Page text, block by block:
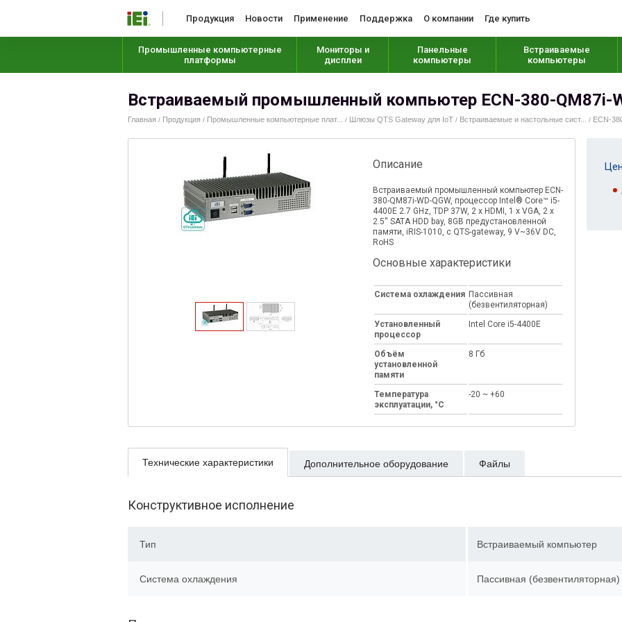
Продукция Новости Применение Поддержка О компании Где купить
Промышленные компьютерные
платформы
Мониторы и
дисплеи
Панельные
компьютеры
Встраиваемые
компьютеры
Встраиваемый промышленный компьютер ECN-380-QM87i-
Главная / Продукция / Промышленные компьютерные плат... / Шлюзы QTS Gateway для IoT / Встраиваемые и настольные сист... / ECN-
Описание
Встраиваемый промышленный компьютер ECN-
380-QM87i-WD-QGW, процессор Intel® Core™ i5-
4400E 2.7 GHz, TDP 37W, 2 x HDMI, 1 x VGA, 2 x
2.5'' SATA HDD bay, 8GB предустановленной
памяти, iRIS-1010, с QTS-gateway, 9 V~36V DC,
RoHS
Основные характеристики
Система охлаждения Пассивная
(безвентиляторная)
Установленный
процессор
Intel Core i5-4400E
Объём
установленной
памяти
8 Гб
Температура
эксплуатации, °C
-20 ~ +60
Технические характеристики Дополнительное оборудование Файлы
Конструктивное исполнение
Тип Встраиваемый компьютер
Система охлаждения Пассивная